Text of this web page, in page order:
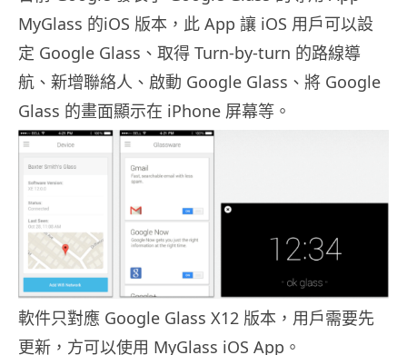
MyGlass 的iOS 版本，此 App 讓 iOS 用戶可以設
定 Google Glass、取得 Turn-by-turn 的路線導
航、新增聯絡人、啟動 Google Glass、將 Google
Glass 的畫面顯示在 iPhone 屏幕等。
軟件只對應 Google Glass X12 版本，用戶需要先
更新，方可以使用 MyGlass iOS App。